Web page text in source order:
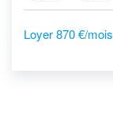
Loyer 870 €/mois